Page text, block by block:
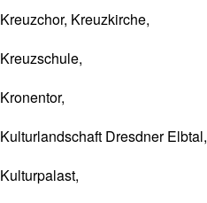
Kreuzchor, Kreuzkirche,
Kreuzschule,
Kronentor,
Kulturlandschaft Dresdner Elbtal,
Kulturpalast,